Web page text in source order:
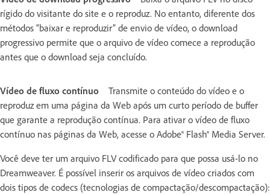
rígido do visitante do site e o reproduz. No entanto, diferente dos
métodos “baixar e reproduzir” de envio de vídeo, o download
progressivo permite que o arquivo de vídeo comece a reprodução
antes que o download seja concluído.
Vídeo de fluxo contínuo
Transmite o conteúdo do vídeo e o
reproduz em uma página da Web após um curto período de buffer
que garante a reprodução contínua. Para ativar o vídeo de fluxo
contínuo nas páginas da Web, acesse o Adobe® Flash® Media Server.
Você deve ter um arquivo FLV codificado para que possa usá-lo no
Dreamweaver. É possível inserir os arquivos de vídeo criados com
dois tipos de codecs (tecnologias de compactação/descompactação):